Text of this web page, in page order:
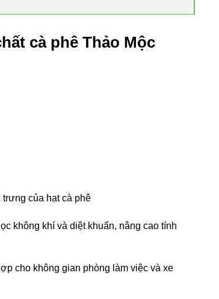
cà phê Thảo Mộc
trưng của hạt cà phê
không khí và diệt khuẩn, nâng cao tính
cho không gian phòng làm việc và xe